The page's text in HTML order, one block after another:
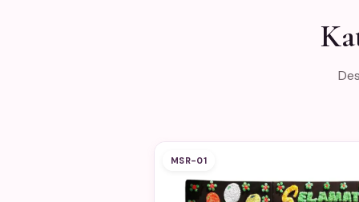
MSR-01